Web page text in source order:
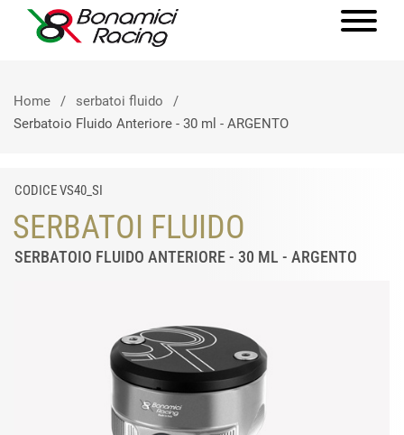
Home
serbatoi fluido
Serbatoio Fluido Anteriore - 30 ml - ARGENTO
CODICE VS40_SI
SERBATOI FLUIDO
SERBATOIO FLUIDO ANTERIORE - 30 ML - ARGENTO